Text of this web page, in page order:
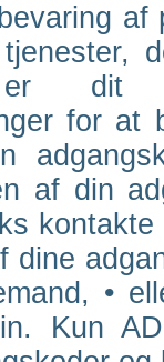
dit
for
af din
dine
•
Kun